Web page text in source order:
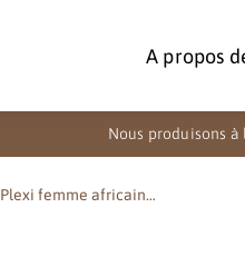
A propos
Nous produisons
Plexi femme africain…